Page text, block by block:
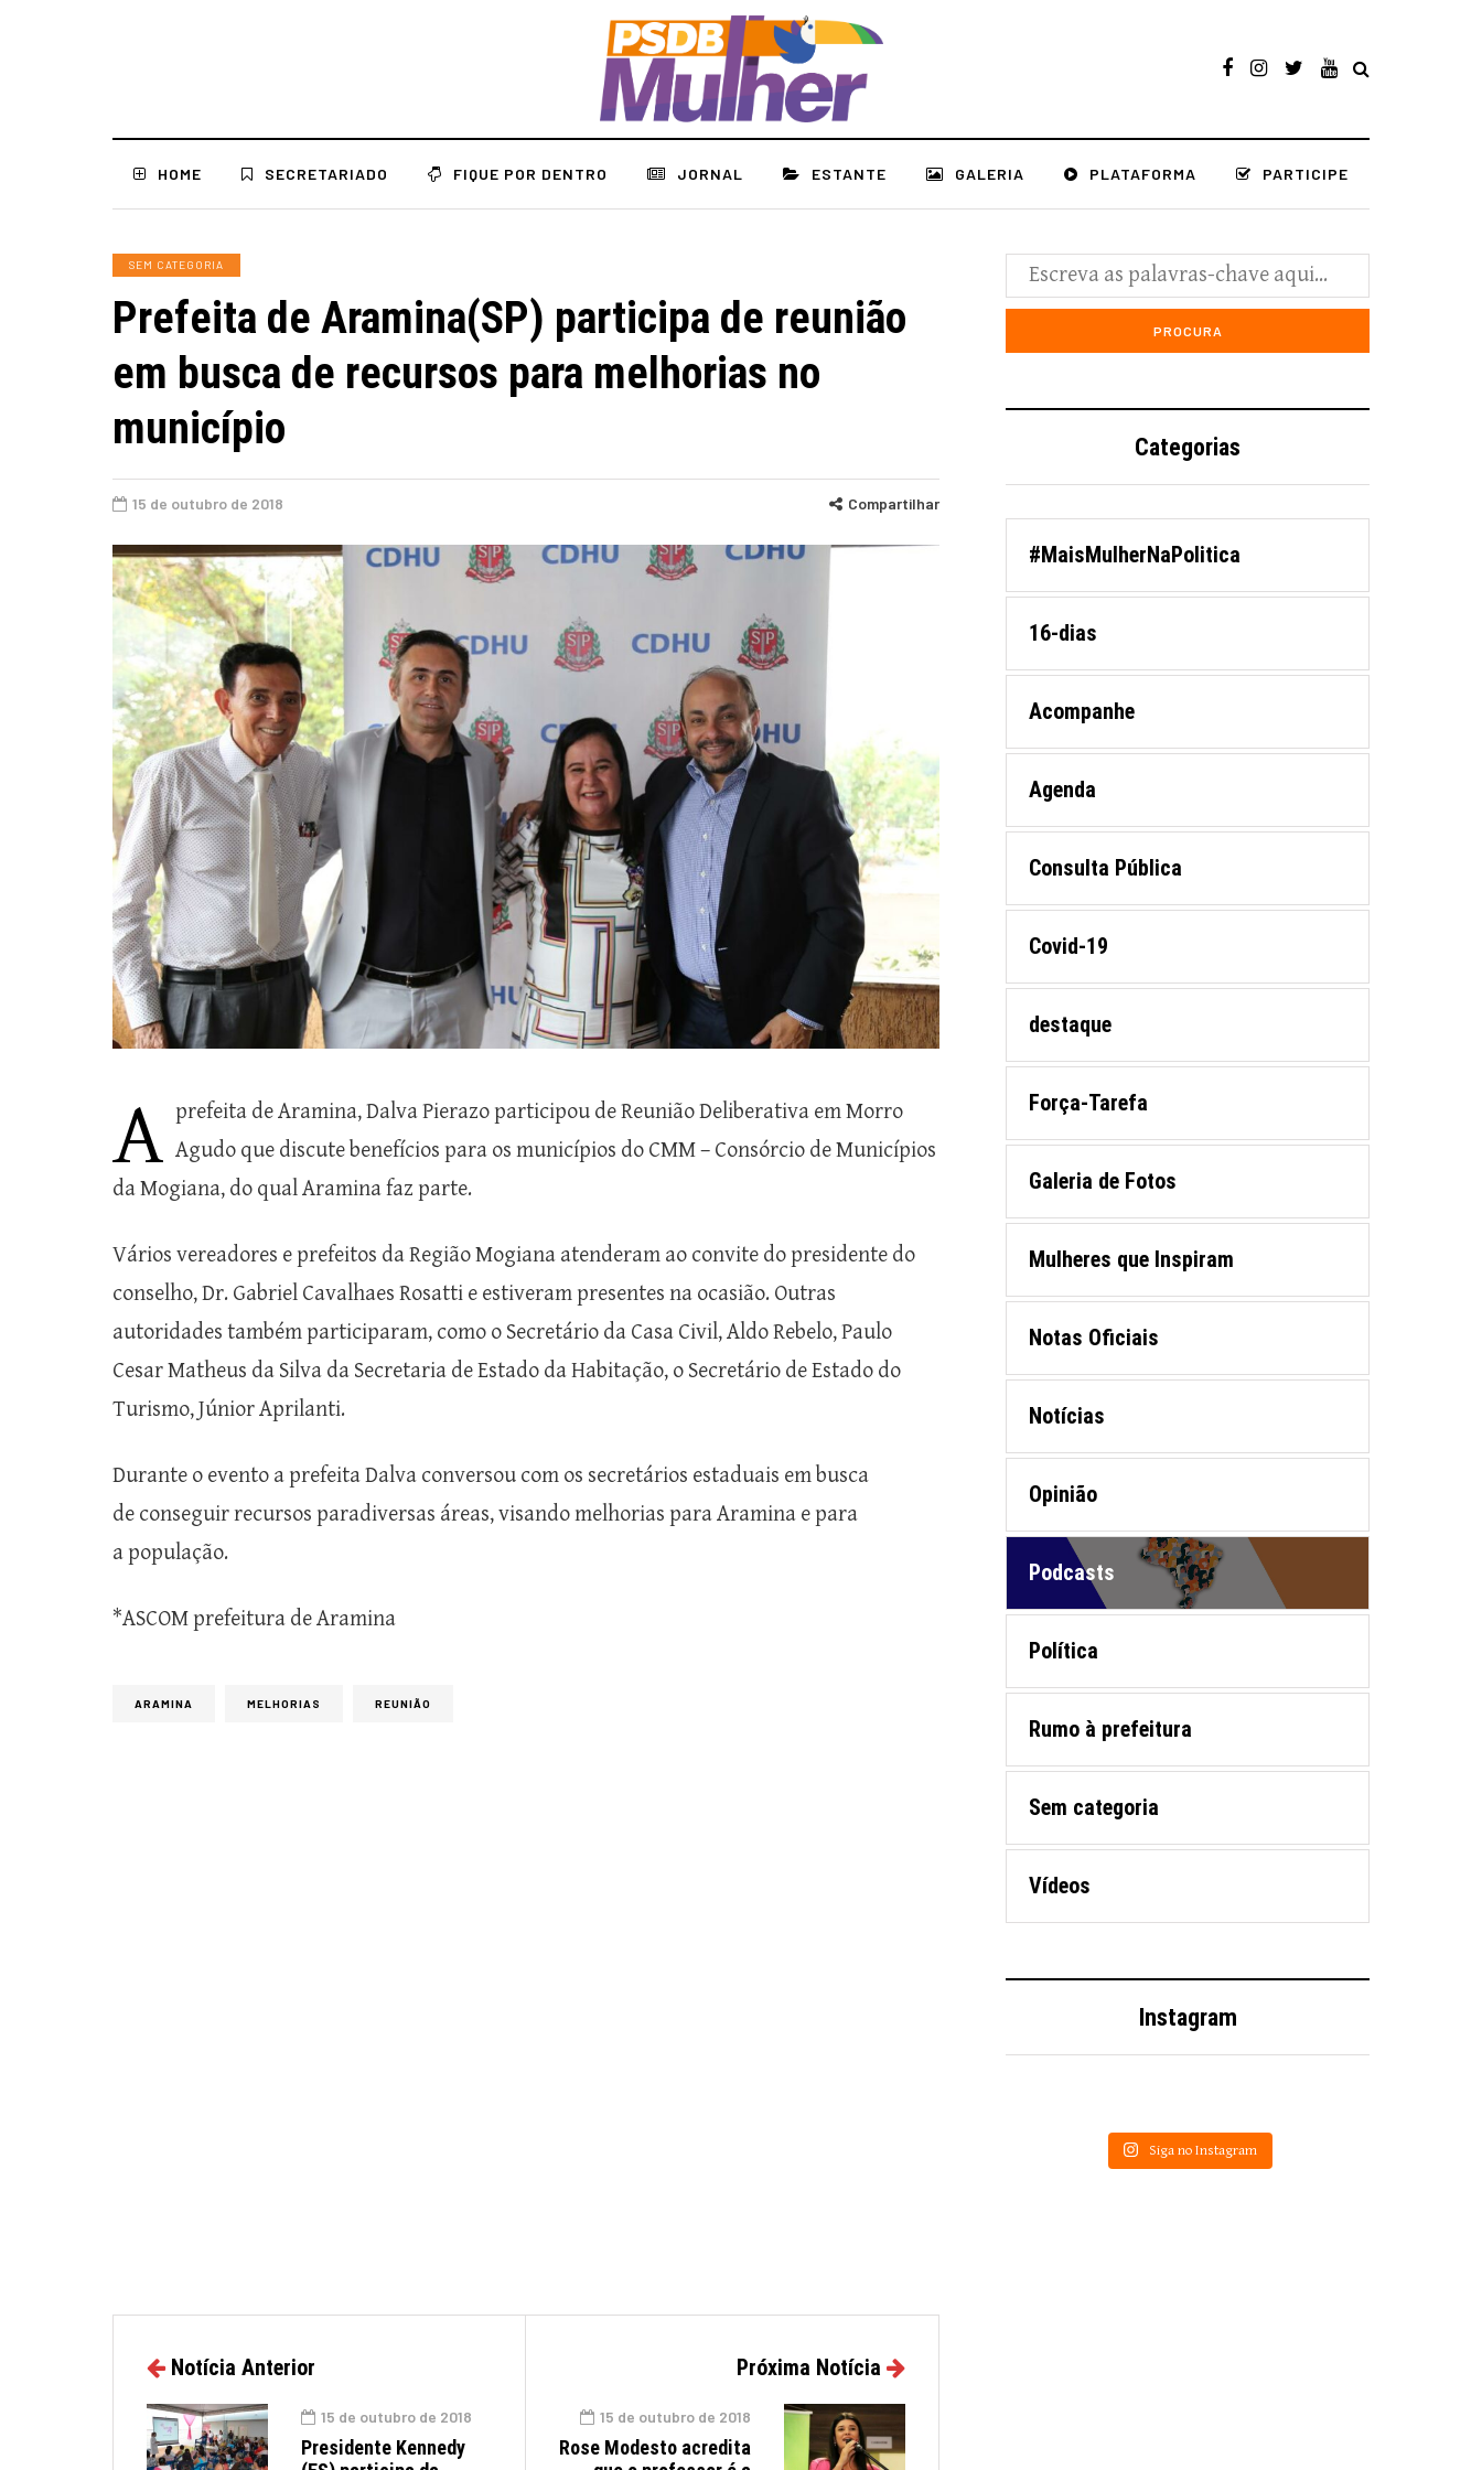
HOME SECRETARIADO FIQUE POR DENTRO JORNAL ESTANTE GALERIA PLATAFORMA PARTICIPE
SEM CATEGORIA
Prefeita de Aramina(SP) participa de reunião
em busca de recursos para melhorias no
município
15 de outubro de 2018 Compartilhar
A prefeita de Aramina, DalvaPierazo participou de Reunião Deliberativa em Morro
Agudo que discute benefícios para os municípios do CMM – Consórcio de Municípios
daMogiana, do qual Aramina faz parte.
Vários vereadores e prefeitos da RegiãoMogiana atenderam ao convite do presidente do
conselho,Dr. Gabriel Cavalhaes Rosatti e estiveram presentes na ocasião. Outras
autoridades também participaram, como o Secretário da Casa Civil, Aldo Rebelo, Paulo
Cesar Matheus da Silva da Secretaria de Estado da Habitação, o Secretário de Estado do
Turismo, JúniorAprilanti.
Durante o evento a prefeita Dalva conversou com os secretários estaduais em busca
de conseguirrecursos paradiversas áreas, visando melhorias para Aramina e para
a população.
*ASCOM prefeitura de Aramina
ARAMINA MELHORIAS REUNIÃO
Categorias
#MaisMulherNaPolitica
16-dias
Acompanhe
Agenda
Consulta Pública
Covid-19
destaque
Força-Tarefa
Galeria de Fotos
Mulheres que Inspiram
Notas Oficiais
Notícias
Opinião
Podcasts
Política
Rumo à prefeitura
Sem categoria
Vídeos
Instagram
Siga no Instagram
Notícia Anterior
15 de outubro de 2018
Presidente Kennedy
Próxima Notícia
15 de outubro de 2018
Rose Modesto acredita